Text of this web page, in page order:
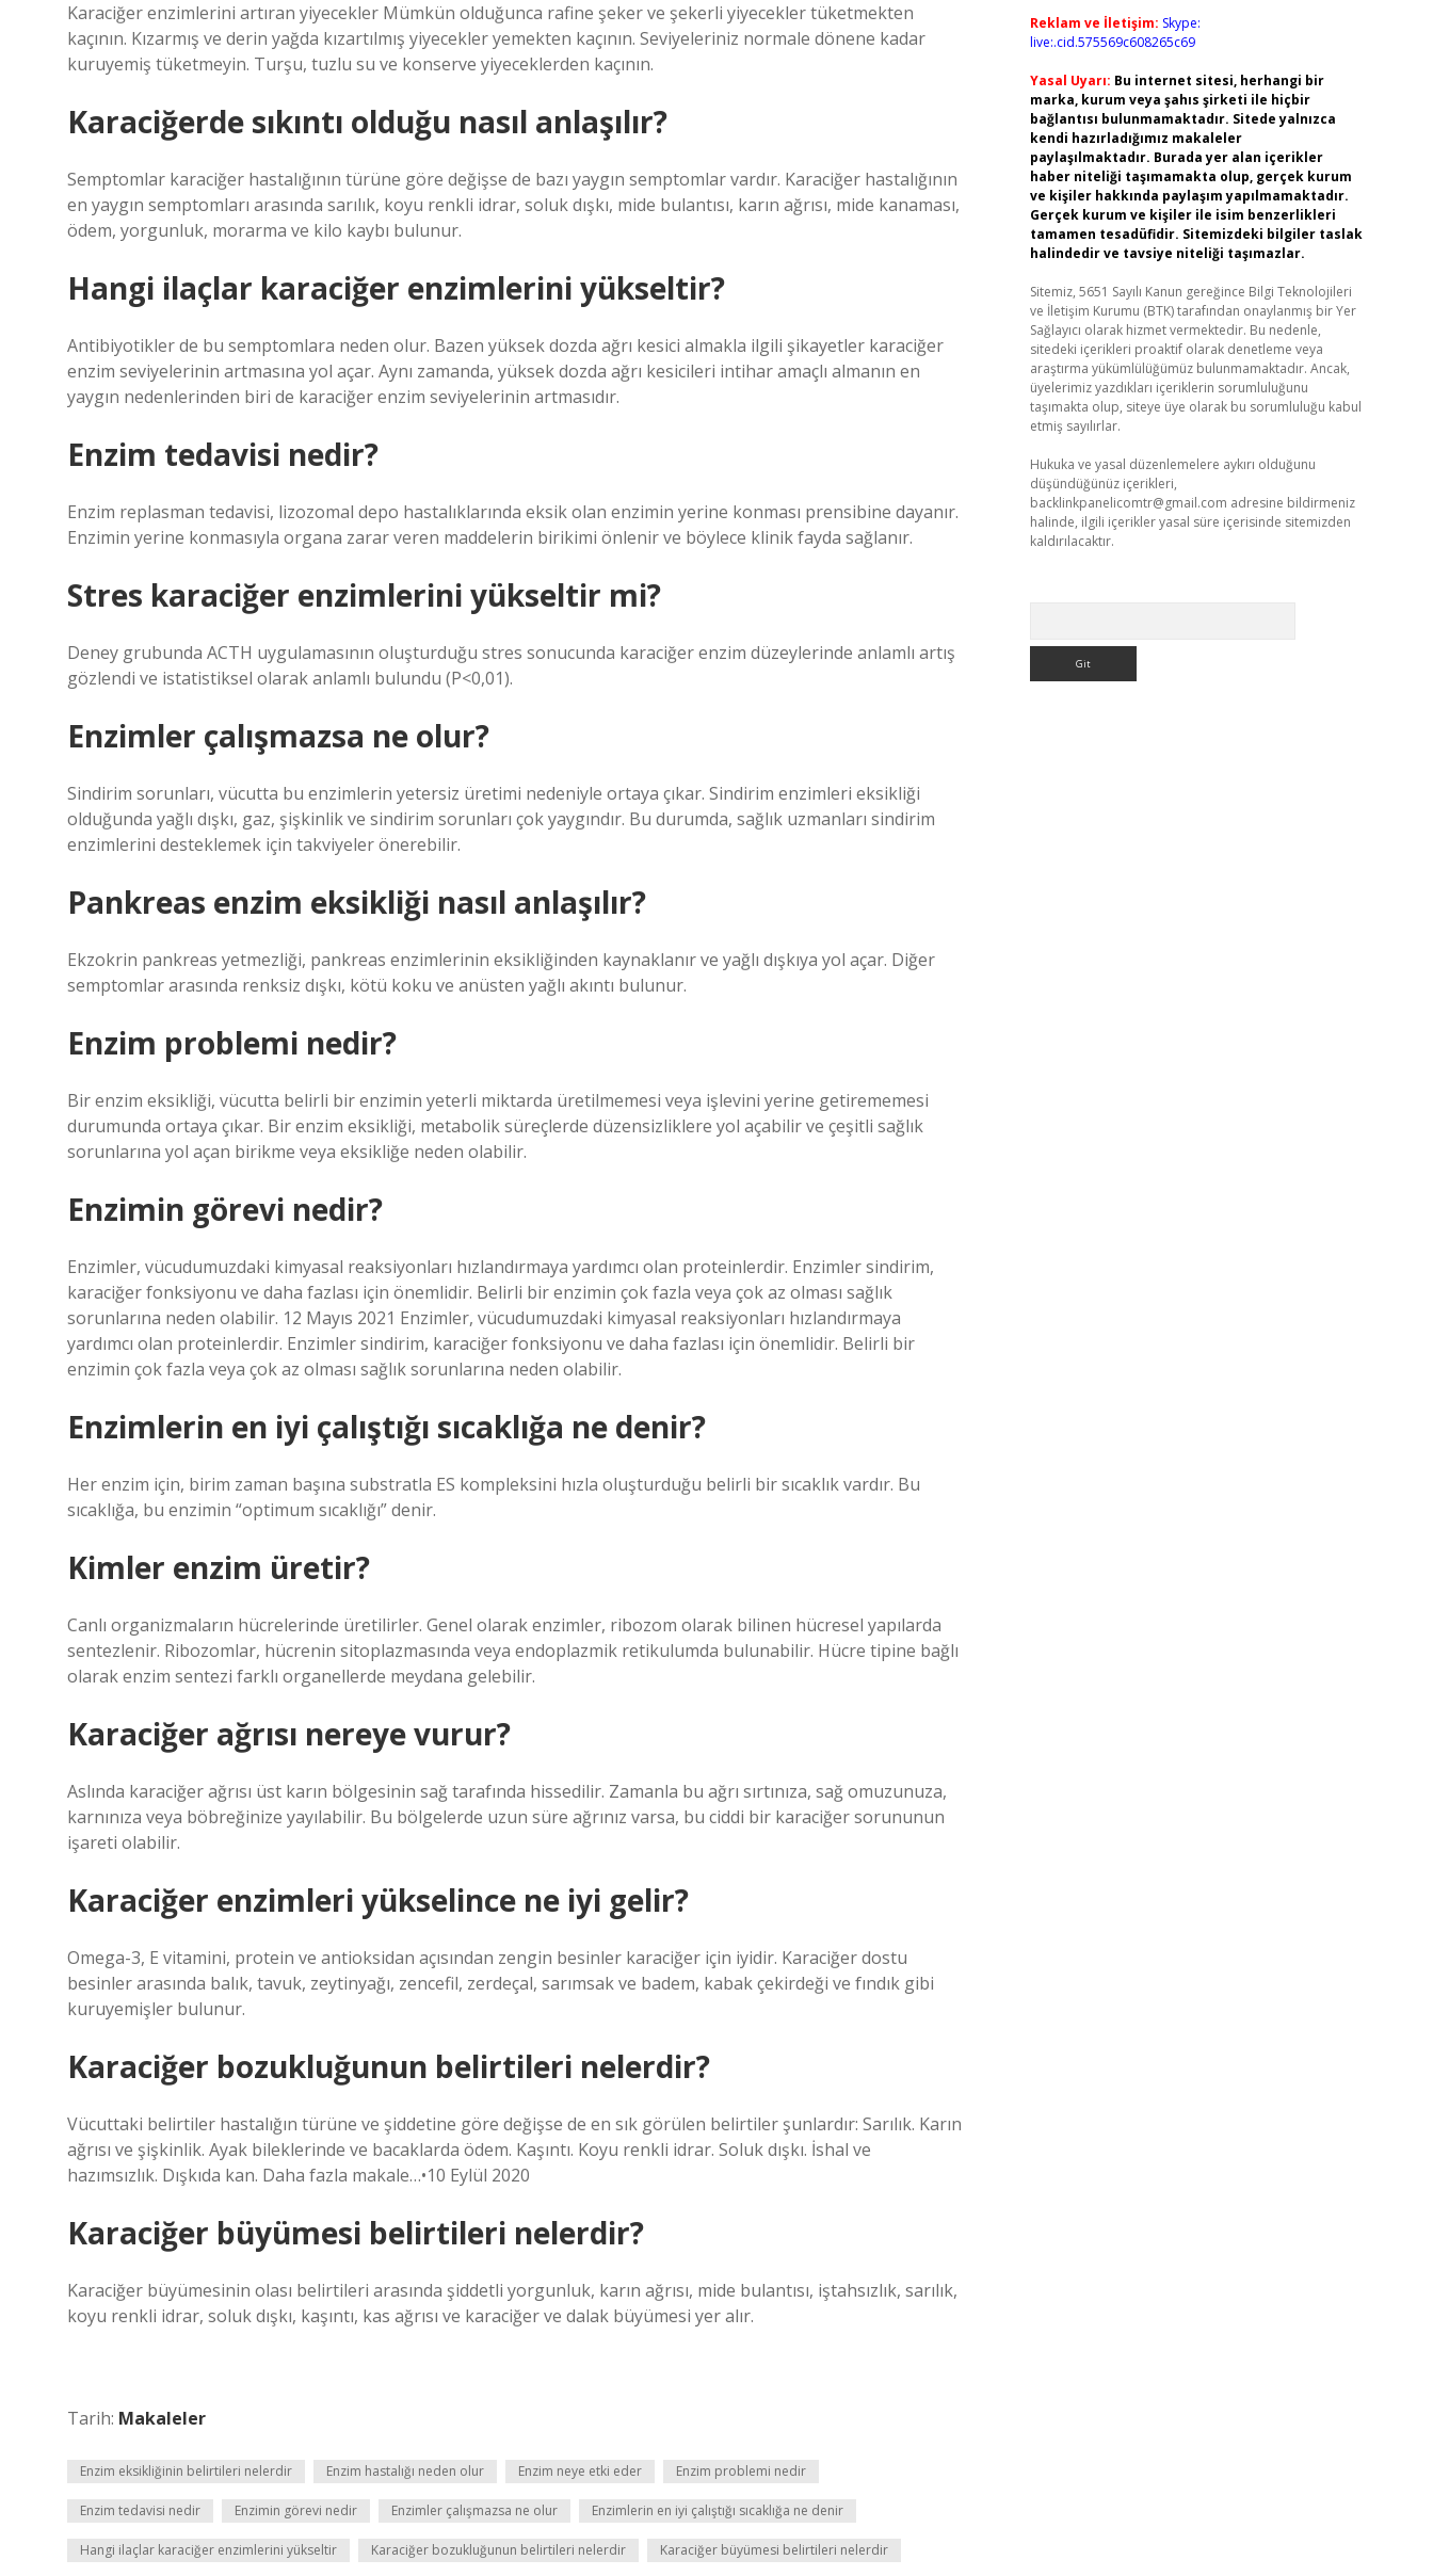
Karaciğer enzimlerini artıran yiyecekler Mümkün olduğunca rafine şeker ve şekerli yiyecekler tüketmekten
kaçının. Kızarmış ve derin yağda kızartılmış yiyecekler yemekten kaçının. Seviyeleriniz normale dönene kadar
kuruyemiş tüketmeyin. Turşu, tuzlu su ve konserve yiyeceklerden kaçının.
Karaciğerde sıkıntı olduğu nasıl anlaşılır?
Semptomlar karaciğer hastalığının türüne göre değişse de bazı yaygın semptomlar vardır. Karaciğer hastalığının
en yaygın semptomları arasında sarılık, koyu renkli idrar, soluk dışkı, mide bulantısı, karın ağrısı, mide kanaması,
ödem, yorgunluk, morarma ve kilo kaybı bulunur.
Hangi ilaçlar karaciğer enzimlerini yükseltir?
Antibiyotikler de bu semptomlara neden olur. Bazen yüksek dozda ağrı kesici almakla ilgili şikayetler karaciğer
enzim seviyelerinin artmasına yol açar. Aynı zamanda, yüksek dozda ağrı kesicileri intihar amaçlı almanın en
yaygın nedenlerinden biri de karaciğer enzim seviyelerinin artmasıdır.
Enzim tedavisi nedir?
Enzim replasman tedavisi, lizozomal depo hastalıklarında eksik olan enzimin yerine konması prensibine dayanır.
Enzimin yerine konmasıyla organa zarar veren maddelerin birikimi önlenir ve böylece klinik fayda sağlanır.
Stres karaciğer enzimlerini yükseltir mi?
Deney grubunda ACTH uygulamasının oluşturduğu stres sonucunda karaciğer enzim düzeylerinde anlamlı artış
gözlendi ve istatistiksel olarak anlamlı bulundu (P<0,01).
Enzimler çalışmazsa ne olur?
Sindirim sorunları, vücutta bu enzimlerin yetersiz üretimi nedeniyle ortaya çıkar. Sindirim enzimleri eksikliği
olduğunda yağlı dışkı, gaz, şişkinlik ve sindirim sorunları çok yaygındır. Bu durumda, sağlık uzmanları sindirim
enzimlerini desteklemek için takviyeler önerebilir.
Pankreas enzim eksikliği nasıl anlaşılır?
Ekzokrin pankreas yetmezliği, pankreas enzimlerinin eksikliğinden kaynaklanır ve yağlı dışkıya yol açar. Diğer
semptomlar arasında renksiz dışkı, kötü koku ve anüsten yağlı akıntı bulunur.
Enzim problemi nedir?
Bir enzim eksikliği, vücutta belirli bir enzimin yeterli miktarda üretilmemesi veya işlevini yerine getirememesi
durumunda ortaya çıkar. Bir enzim eksikliği, metabolik süreçlerde düzensizliklere yol açabilir ve çeşitli sağlık
sorunlarına yol açan birikme veya eksikliğe neden olabilir.
Enzimin görevi nedir?
Enzimler, vücudumuzdaki kimyasal reaksiyonları hızlandırmaya yardımcı olan proteinlerdir. Enzimler sindirim,
karaciğer fonksiyonu ve daha fazlası için önemlidir. Belirli bir enzimin çok fazla veya çok az olması sağlık
sorunlarına neden olabilir. 12 Mayıs 2021 Enzimler, vücudumuzdaki kimyasal reaksiyonları hızlandırmaya
yardımcı olan proteinlerdir. Enzimler sindirim, karaciğer fonksiyonu ve daha fazlası için önemlidir. Belirli bir
enzimin çok fazla veya çok az olması sağlık sorunlarına neden olabilir.
Enzimlerin en iyi çalıştığı sıcaklığa ne denir?
Her enzim için, birim zaman başına substratla ES kompleksini hızla oluşturduğu belirli bir sıcaklık vardır. Bu
sıcaklığa, bu enzimin “optimum sıcaklığı” denir.
Kimler enzim üretir?
Canlı organizmaların hücrelerinde üretilirler. Genel olarak enzimler, ribozom olarak bilinen hücresel yapılarda
sentezlenir. Ribozomlar, hücrenin sitoplazmasında veya endoplazmik retikulumda bulunabilir. Hücre tipine bağlı
olarak enzim sentezi farklı organellerde meydana gelebilir.
Karaciğer ağrısı nereye vurur?
Aslında karaciğer ağrısı üst karın bölgesinin sağ tarafında hissedilir. Zamanla bu ağrı sırtınıza, sağ omuzunuza,
karnınıza veya böbreğinize yayılabilir. Bu bölgelerde uzun süre ağrınız varsa, bu ciddi bir karaciğer sorununun
işareti olabilir.
Karaciğer enzimleri yükselince ne iyi gelir?
Omega-3, E vitamini, protein ve antioksidan açısından zengin besinler karaciğer için iyidir. Karaciğer dostu
besinler arasında balık, tavuk, zeytinyağı, zencefil, zerdeçal, sarımsak ve badem, kabak çekirdeği ve fındık gibi
kuruyemişler bulunur.
Karaciğer bozukluğunun belirtileri nelerdir?
Vücuttaki belirtiler hastalığın türüne ve şiddetine göre değişse de en sık görülen belirtiler şunlardır: Sarılık. Karın
ağrısı ve şişkinlik. Ayak bileklerinde ve bacaklarda ödem. Kaşıntı. Koyu renkli idrar. Soluk dışkı. İshal ve
hazımsızlık. Dışkıda kan. Daha fazla makale…•10 Eylül 2020
Karaciğer büyümesi belirtileri nelerdir?
Karaciğer büyümesinin olası belirtileri arasında şiddetli yorgunluk, karın ağrısı, mide bulantısı, iştahsızlık, sarılık,
koyu renkli idrar, soluk dışkı, kaşıntı, kas ağrısı ve karaciğer ve dalak büyümesi yer alır.
Tarih: Makaleler
Enzim eksikliğinin belirtileri nelerdir Enzim hastalığı neden olur Enzim neye etki eder Enzim problemi nedir
Enzim tedavisi nedir Enzimin görevi nedir Enzimler çalışmazsa ne olur Enzimlerin en iyi çalıştığı sıcaklığa ne denir
Hangi ilaçlar karaciğer enzimlerini yükseltir Karaciğer bozukluğunun belirtileri nelerdir Karaciğer büyümesi belirtileri nelerdir
Reklam ve İletişim: Skype:
live:.cid.575569c608265c69
Yasal Uyarı: Bu internet sitesi, herhangi bir
marka, kurum veya şahıs şirketi ile hiçbir
bağlantısı bulunmamaktadır. Sitede yalnızca
kendi hazırladığımız makaleler
paylaşılmaktadır. Burada yer alan içerikler
haber niteliği taşımamakta olup, gerçek kurum
ve kişiler hakkında paylaşım yapılmamaktadır.
Gerçek kurum ve kişiler ile isim benzerlikleri
tamamen tesadüfidir. Sitemizdeki bilgiler taslak
halindedir ve tavsiye niteliği taşımazlar.
Sitemiz, 5651 Sayılı Kanun gereğince Bilgi Teknolojileri
ve İletişim Kurumu (BTK) tarafından onaylanmış bir Yer
Sağlayıcı olarak hizmet vermektedir. Bu nedenle,
sitedeki içerikleri proaktif olarak denetleme veya
araştırma yükümlülüğümüz bulunmamaktadır. Ancak,
üyelerimiz yazdıkları içeriklerin sorumluluğunu
taşımakta olup, siteye üye olarak bu sorumluluğu kabul
etmiş sayılırlar.
Hukuka ve yasal düzenlemelere aykırı olduğunu
düşündüğünüz içerikleri,
backlinkpanelicomtr@gmail.com adresine bildirmeniz
halinde, ilgili içerikler yasal süre içerisinde sitemizden
kaldırılacaktır.